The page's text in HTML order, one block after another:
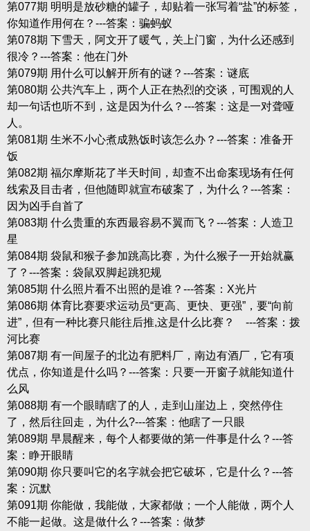
第077期 明明是放砂糖的罐子，却贴着一张写着“盐”的标签，
你知道作用何在？---答案：骗蚂蚁
第078期 下雪天，阿文开了暖气，关上门窗，为什么还感到
很冷？---答案：他在门外
第079期 用什么可以解开所有的谜？---答案：谜底
第080期 公共汽车上，两个人正在热烈的交谈，可围观的人
却一句话也听不到，这是因为什么？---答案：这是一对聋哑
人。
第081期 生米不小心煮成熟饭时该怎么办？---答案：准备开
饭
第082期 福尔摩斯花了半天时间，却查不出命案现场有任何
线索及目击者，但他随即就宣布破案了，为什么？---答案：
因为凶手自首了
第083期 什么贵重的东西最容易不翼而飞？---答案：人造卫
星
第084期 袋鼠和猴子参加跳高比赛，为什么猴子一开始就赢
了？---答案：袋鼠双脚起跳犯规
第085期 什么照片看不出照的是谁？---答案：X光片
第086期 体育比赛要求运动员“更高、更快、更强”，要“向前
进”，但有一种比赛只能往后推,这是什么比赛？ ---答案：拨
河比赛
第087期 有一间屋子的北边有肥料厂，南边有酒厂，它有项
优点，你知道是什么吗？---答案：只要一开窗子就能知道什
么风
第088期 有一个眼睛瞎了的人，走到山崖边上，突然停住
了，然后往回走，为什么?---答案：他瞎了一只眼
第089期 早晨醒来，每个人都要做的第一件事是什么？---答
案：睁开眼睛
第090期 你只要叫它的名字就会把它破坏，它是什么？---答
案：沉默
第091期 你能做，我能做，大家都做；一个人能做，两个人
不能一起做。这是做什么？---答案：做梦